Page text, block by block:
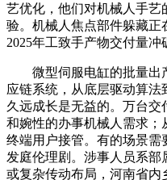
艺优化，他们对机械人手
验。机械人焦点部件躲藏正
2025年工致手产物交付量冲
微型伺服电缸的批量出
应链系统，从底层驱动算
久远成长是无益的。万台
和婉性的办事机械人需求；
终端用户接管。有的场景需
发庭伦理剧。涉事人员系
或复杂传动布局，河南省